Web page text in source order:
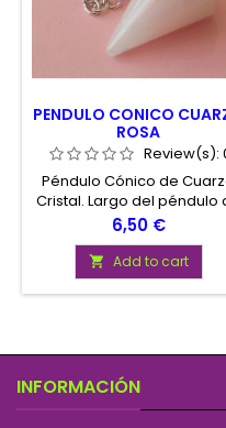
PENDULO CONICO
ROSA
Review(s):
Péndulo Cónico de
Cristal. Largo del péndulo
3 a 3,5 centímetros
Price
6,50 €
 Add to cart
INFORMACIÓN